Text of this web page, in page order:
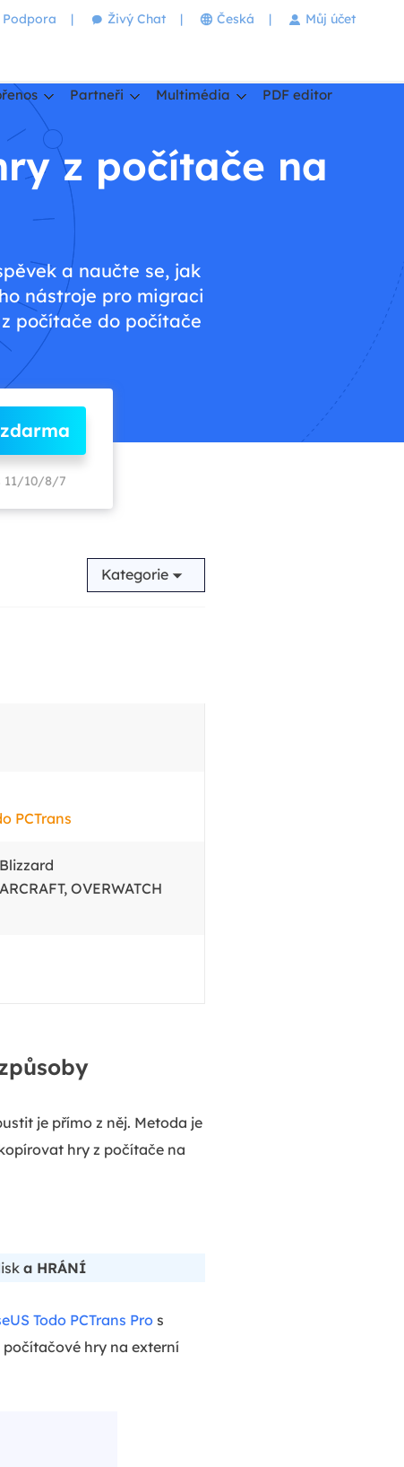
Podpora | Živý Chat | Česká | Můj účet
Partneři Multimédia PDF editor
z počítače na
a naučte se, jak
nástroje pro migraci
počítače do počítače
11/10/8/7
Kategorie
PCTrans
OVERWATCH
je přímo z něj. Metoda je
hry z počítače na
a HRÁNÍ
Todo PCTrans Pro s
hry na externí